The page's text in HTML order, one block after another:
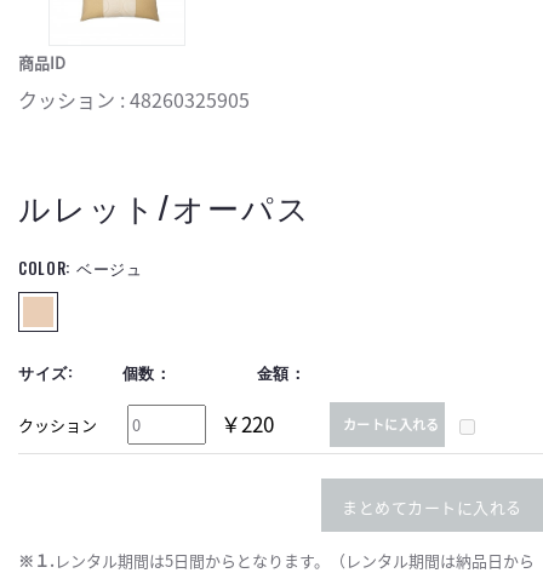
商品ID
クッション : 48260325905
ルレット/オーパス
COLOR: ベージュ
サイズ: 個数： 金額：
クッション ￥220 カートに入れる
まとめてカートに入れる
※１. レンタル期間は5日間からとなります。（レンタル期間は納品日から